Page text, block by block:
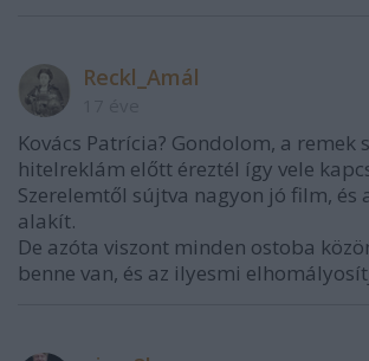
Reckl_Amál
Kovács Patrícia? Gondolom, a remek
hitelreklám előtt éreztél így vele
Szerelemtől sújtva nagyon jó film, és
alakít.
De azóta viszont minden ostoba
benne van, és az ilyesmi